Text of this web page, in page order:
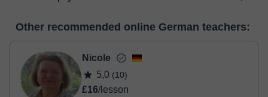
editor, webcam, screen sharing and many more.
View virtual
classroom
make the payment through our virtual payment service. You have
two options:
- Debit / Credit
- Paypal
Once the payment is settled, we'll send you an e-mail with the
booking confirmation.
Other recommended online German teachers:
Nicole
5,0 (10)
£16/lesson